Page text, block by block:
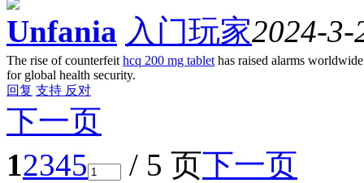
Unfania 入门玩家2024-3-
The rise of counterfeit hcq 200 mg tablet has raised alarms
for global health security.
回复 支持 反对
下一页
12345 / 5 页下一页